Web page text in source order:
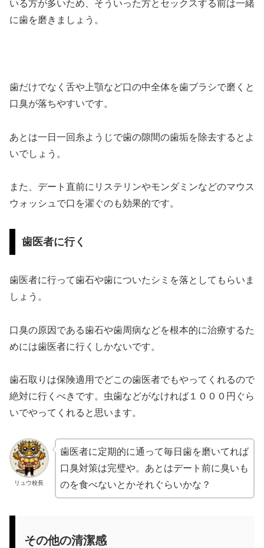
いる方が多いため、そういった方とセックスする前は一緒
に歯を磨きましょう。
歯だけでなく舌や上顎など口の中全体を歯ブラシで磨くと
口臭が落ちやすいです。
あとは一日一回糸ようじで歯の隙間の歯垢を除去するとよ
いでしょう。
また、デート直前にリステリンやモンダミンなどのマウス
ウォッシュで口を濯ぐのも効果的です。
歯医者に行く
歯医者に行って歯石や歯についたシミを落としてもらいま
しょう。
口臭の原因である歯石や歯周病などを根本的に治療するた
めには歯医者に行くしかないです。
歯石取りは保険適用でどこの歯医者でもやってくれるので
絶対に行くべきです。虫歯などがなければ１０００円ぐら
いでやってくれると思います。
リュウ校長
歯医者に定期的に通って毎日歯を磨いてれば
口臭対策は完璧や。あとはデート前に臭いも
のを食べないとかそれぐらいかな？
その他の清潔感